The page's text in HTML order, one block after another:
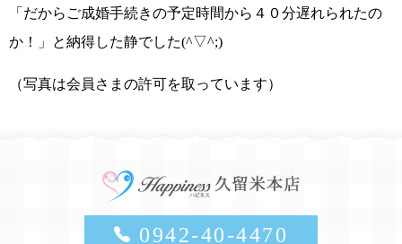
「だからご成婚手続きの予定時間から４０分遅れられたの
か！」
と納得した静でした(^▽^;)
（写真は会員さまの許可を取っています）
0942-40-4470